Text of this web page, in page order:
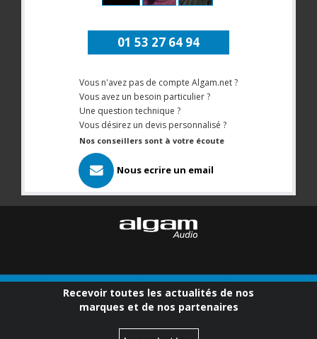
01 53 27 64 94
Vous n'avez pas de compte Algam.net ?
Vous avez un besoin particulier ?
Une question technique ?
Vous désirez un devis personnalisé ?
Nos conseillers sont à votre écoute
Nous ecrire un email
Recevoir toutes les actualités de nos
marques et de nos partenaires